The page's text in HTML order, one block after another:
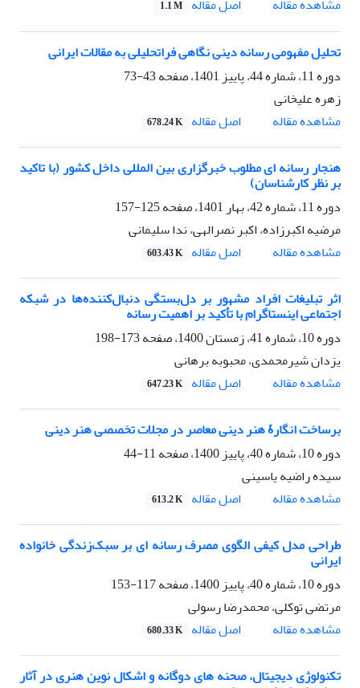
مشاهده مقاله
اصل مقاله 1.1 M
تحلیل مفهومی رسانه دینی نگاهی فراتحلیلی به مقالات ایرانی
دوره 11، شماره 44، پاییز 1401، صفحه
43-73
زهره علیخانی
مشاهده مقاله
اصل مقاله 678.24 K
هنجار رسانه ای مطلوب خبرگزاری بین المللی داخل کشور (با تاکید
بر نظر کارشناسان)
دوره 11، شماره 42، بهار 1401، صفحه
125-157
مرضیه اکبرزاده، اکبر نصرالهی، ندا سلیمانی
مشاهده مقاله
اصل مقاله 603.43 K
اثر تبلیغات افراد مشهور بر دل‌بستگی دنبال‌کننده‌ها در شبکه
اجتماعی اینستاگرام با تأکید بر اهمیت رسانه
دوره 10، شماره 41، زمستان 1400، صفحه
173-198
یزدان شیرمحمدی، محبوبه برهانی
مشاهده مقاله
اصل مقاله 647.23 K
برساخت انگارۀ هنر دینی معاصر در مجلات تخصصی هنر دینی
دوره 10، شماره 40، پاییز 1400، صفحه
11-44
سیده راضیه یاسینی
مشاهده مقاله
اصل مقاله 613.2 K
طراحی مدل کیفی الگوی مصرف رسانه ای بر سبک‌زندگی خانواده
ایرانی
دوره 10، شماره 40، پاییز 1400، صفحه
117-153
مرتضی توکلی، محمدرضا رسولی
مشاهده مقاله
اصل مقاله 680.33 K
تکنولوژی دیجیتال، صحنه های دوگانه و اشکال نوین هنری در آثار